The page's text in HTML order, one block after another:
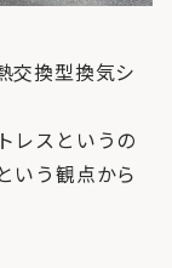
交換型換気シ
レスというの
いう観点から